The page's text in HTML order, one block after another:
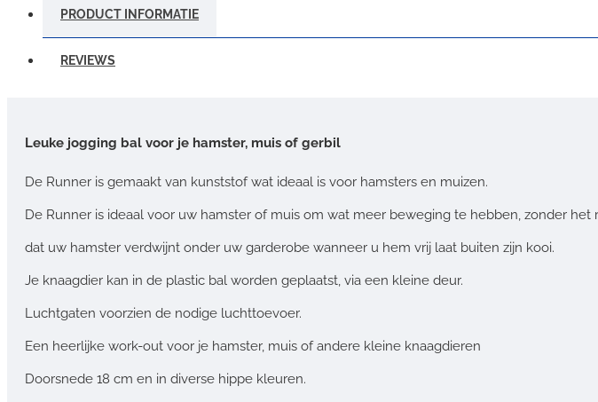
PRODUCT INFORMATIE
REVIEWS
Leuke jogging bal voor je hamster, muis of gerbil
De Runner is gemaakt van kunststof wat ideaal is voor hamsters en muizen.
De Runner is ideaal voor uw hamster of muis om wat meer beweging te hebben, zonder het
dat uw hamster verdwijnt onder uw garderobe wanneer u hem vrij laat buiten zijn kooi.
Je knaagdier kan in de plastic bal worden geplaatst, via een kleine deur.
Luchtgaten voorzien de nodige luchttoevoer.
Een heerlijke work-out voor je hamster, muis of andere kleine knaagdieren
Doorsnede 18 cm en in diverse hippe kleuren.